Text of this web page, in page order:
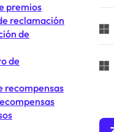
premios
reclamación
de
de
recompensas